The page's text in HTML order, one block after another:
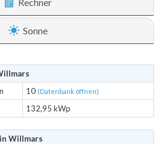
Sonne
10 (Datenbank öffnen)
132,95 kWp
Willmars